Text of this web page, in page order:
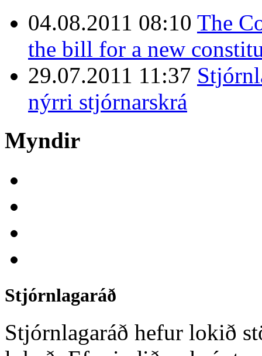
04.08.2011 08:10 The
the bill for a new
29.07.2011 11:37
nýrri stjórnarskrá
Myndir
Stjórnlagaráð
Stjórnlagaráð hefur lokið